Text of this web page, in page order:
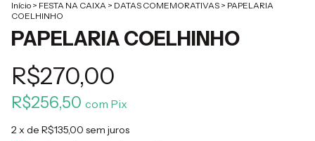
Início > FESTA NA CAIXA > DATAS COMEMORATIVAS > PAPELARIA
COELHINHO
PAPELARIA COELHINHO
R$270,00
R$256,50 com Pix
2x de R$135,00 sem juros